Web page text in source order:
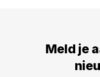
Meld je